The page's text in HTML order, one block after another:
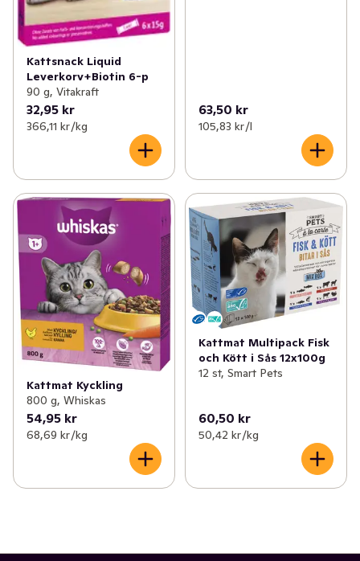
Kattsnack Liquid
Leverkorv+Biotin 6-p
90 g, Vitakraft
32,95 kr
366,11 kr /kg
63,50 kr
105,83 kr /l
Kattmat Kyckling
800 g, Whiskas
54,95 kr
68,69 kr /kg
Kattmat Multipack Fisk
och Kött i Sås 12x100g
12 st, Smart Pets
60,50 kr
50,42 kr /kg